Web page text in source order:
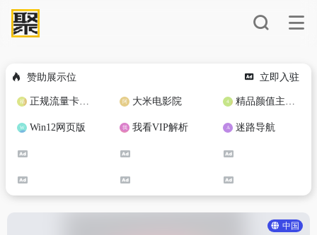
赞助展示位 立即入驻
正规流量卡免费加盟合作 大米电影院 精品颜值主播定制
Win12网页版 我看VIP解析 迷路导航
中国